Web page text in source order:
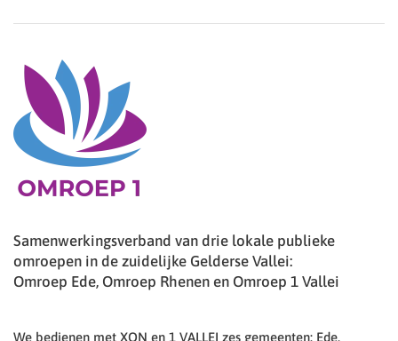
Samenwerkingsverband van drie lokale publieke
omroepen in de zuidelijke Gelderse Vallei:
Omroep Ede, Omroep Rhenen en Omroep 1 Vallei
We bedienen met XON en 1 VALLEI zes gemeenten: Ede,